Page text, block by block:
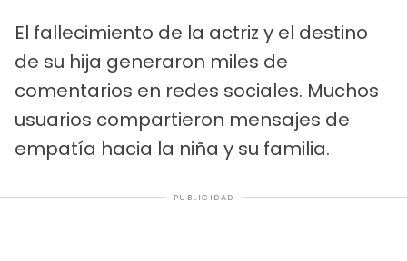
El fallecimiento de la actriz y el destino
de su hija generaron miles de
comentarios en redes sociales. Muchos
usuarios compartieron mensajes de
empatía hacia la niña y su familia.
PUBLICIDAD